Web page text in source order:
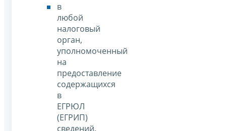
в
любой
налоговый
орган,
уполномоченный
на
предоставление
содержащихся
в
ЕГРЮЛ
(ЕГРИП)
сведений,